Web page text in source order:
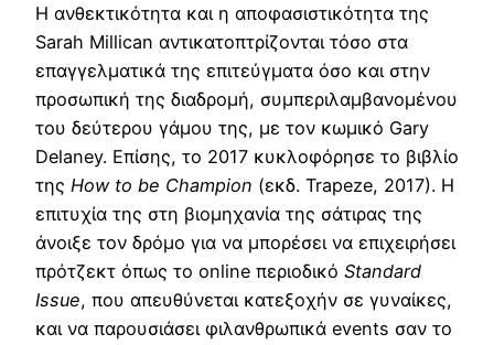
Η ανθεκτικότητα και η αποφασιστικότητα της
Sarah Millican αντικατοπτρίζονται τόσο στα
επαγγελματικά της επιτεύγματα όσο και στην
προσωπική της διαδρομή, συμπεριλαμβανομένου
του δεύτερου γάμου της, με τον κωμικό Gary
Delaney. Επίσης, το 2017 κυκλοφόρησε το βιβλίο
της Howto be Champion (εκδ. Trapeze, 2017). Η
επιτυχία της στη βιομηχανία της σάτιρας της
άνοιξε τον δρόμο για να μπορέσει να επιχειρήσει
πρότζεκτ όπως το online περιοδικό Standard
Issue, που απευθύνεται κατεξοχήν σε γυναίκες,
και να παρουσιάσει φιλανθρωπικά events σαν το